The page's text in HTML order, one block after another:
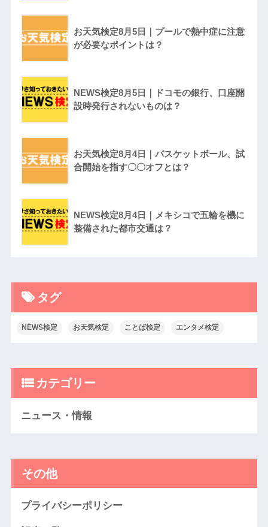
お天気検定8月5日｜プールで熱中症に注意
が必要なポイントは？
NEWS検定8月5日｜ドコモの銀行、口座開
設時発行されないものは？
お天気検定8月4日｜バスケットボール、試
合開始を指す〇〇オフとは？
NEWS検定8月4日｜メキシコで五輪を機に
整備された都市交通は？
タグ
NEWS検定 お天気検定 ことば検定 エンタメ検定
カテゴリー
ニュース・情報
その他
プライバシーポリシー